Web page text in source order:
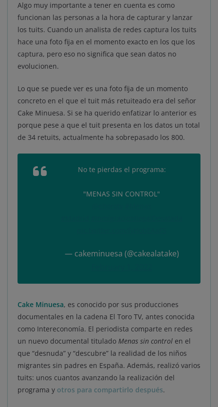
Algo muy importante a tener en cuenta es como
funcionan las personas a la hora de capturar y lanzar
los tuits. Cuando un analista de redes captura los tuits
hace una foto fija en el momento exacto en los que los
captura, pero eso no significa que sean datos no
evolucionen.
Lo que se puede ver es una foto fija de un momento
concreto en el que el tuit más retuiteado era del señor
Cake Minuesa. Si se ha querido enfatizar lo anterior es
porque pese a que el tuit presenta en los datos un total
de 34 retuits, actualmente ha sobrepasado los 800.
No te pierdas el programa:
"MENAS SIN CONTROL"
— cakeminuesa (@cakealatake)
Cake Minuesa, es conocido por sus producciones
documentales en la cadena El Toro TV, antes conocida
como Intereconomía. El periodista comparte en redes
un nuevo documental titulado Menas sin control en el
que “desnuda” y “descubre” la realidad de los niños
migrantes sin padres en España. Además, realizó varios
tuits: unos cuantos avanzando la realización del
programa y otros para compartirlo después.